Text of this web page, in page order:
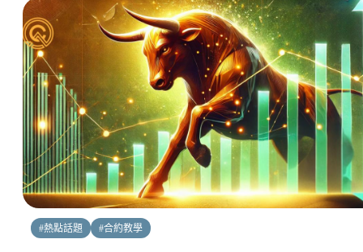
#熱點話題 #合約教學